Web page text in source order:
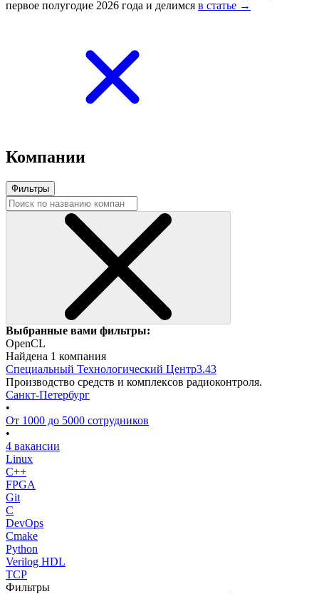
первое полугодие 2026 года и делимся в статье →
Компании
Фильтры
Выбранные вами фильтры:
OpenCL
Найдена 1 компания
Специальный Технологический Центр3.43
Производство средств и комплексов радиоконтроля.
Санкт-Петербург
•
От 1000 до 5000 сотрудников
•
4 вакансии
Linux
C++
FPGA
Git
C
DevOps
Cmake
Python
Verilog HDL
TCP
Фильтры